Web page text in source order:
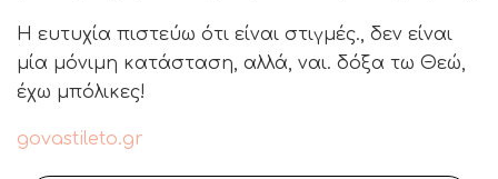
Η ευτυχία πιστεύω ότι είναι στιγμές., δεν είναι
μία μόνιμη κατάσταση, αλλά, ναι. δόξα τω Θεώ,
έχω μπόλικες!
govastileto.gr